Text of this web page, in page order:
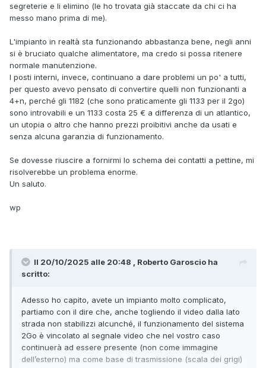
segreterie e li elimino (le ho trovata già staccate da chi ci ha
messo mano prima di me).
L'impianto in realtà sta funzionando abbastanza bene, negli anni
si è bruciato qualche alimentatore, ma credo si possa ritenere
normale manutenzione.
I posti interni, invece, continuano a dare problemi un po' a tutti,
per questo avevo pensato di convertire quelli non funzionanti a
4+n, perché gli 1182 (che sono praticamente gli 1133 per il 2go)
sono introvabili e un 1133 costa 25 € a differenza di un atlantico,
un utopia o altro che hanno prezzi proibitivi anche da usati e
senza alcuna garanzia di funzionamento.
Se dovesse riuscire a fornirmi lo schema dei contatti a pettine, mi
risolverebbe un problema enorme.
Un saluto.
wp
Il 20/10/2025 alle 20:48 , Roberto Garoscio ha
scritto:
Adesso ho capito, avete un impianto molto complicato,
partiamo con il dire che, anche togliendo il video dalla lato
strada non stabilizzi alcunché, il funzionamento del sistema
2Go è vincolato al segnale video che nel vostro caso
continuerà ad essere presente (non come immagine
dell’esterno) ma come base di trasmissione (scala dei grigi)